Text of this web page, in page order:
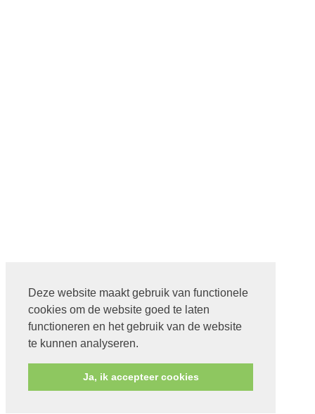
Deze website maakt gebruik van functionele
cookies om de website goed te laten
functioneren en het gebruik van de website
te kunnen analyseren.
Ja, ik accepteer cookies